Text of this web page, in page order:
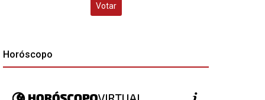
Votar
Horóscopo